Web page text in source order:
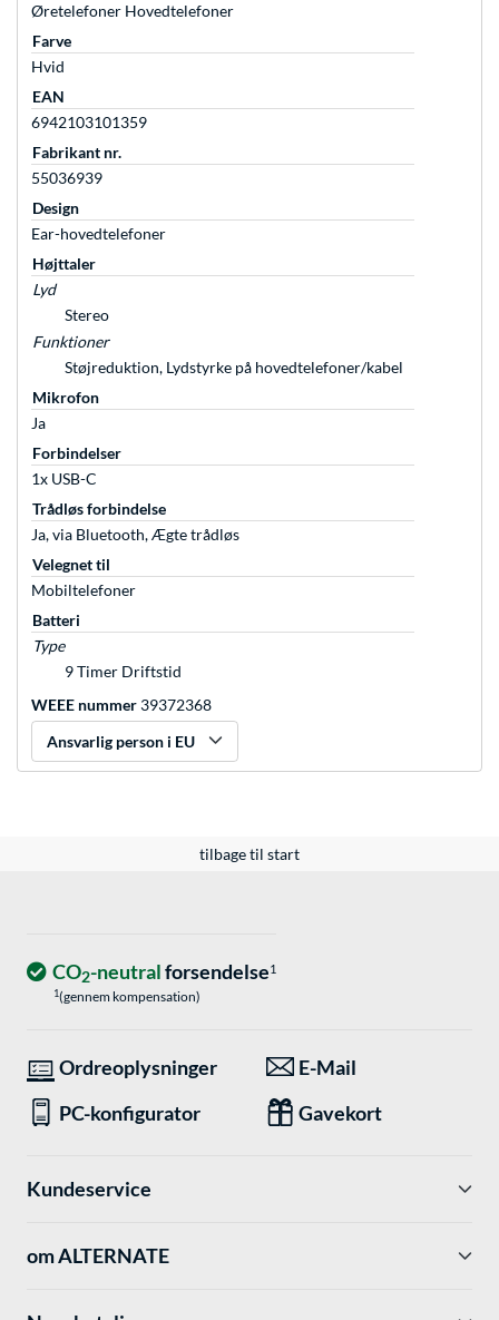
Øretelefoner Hovedtelefoner
Farve
Hvid
EAN
6942103101359
Fabrikant nr.
55036939
Design
Ear-hovedtelefoner
Højttaler
Lyd
Stereo
Funktioner
Støjreduktion, Lydstyrke på hovedtelefoner/kabel
Mikrofon
Ja
Forbindelser
1x USB-C
Trådløs forbindelse
Ja, via Bluetooth, Ægte trådløs
Velegnet til
Mobiltelefoner
Batteri
Type
9 Timer Driftstid
WEEE nummer 39372368
Ansvarlig person i EU
tilbage til start
CO2-neutralforsendelse1
1(gennem kompensation)
Ordreoplysninger
E-Mail
PC-konfigurator
Gavekort
Kundeservice
om ALTERNATE